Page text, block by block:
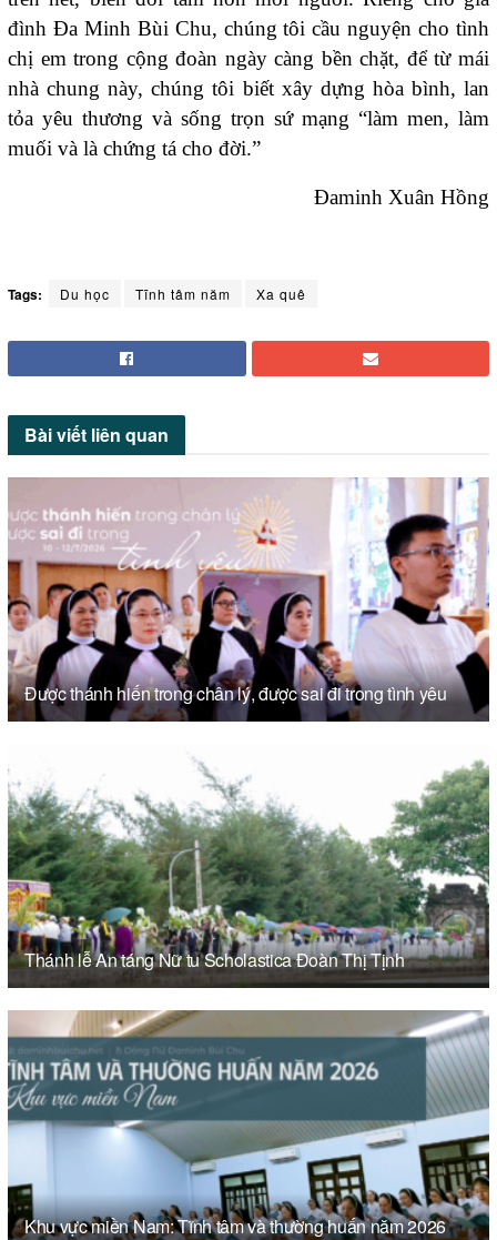
đình Đa Minh Bùi Chu, chúng tôi cầu nguyện cho tình
chị em trong cộng đoàn ngày càng bền chặt, để từ mái
nhà chung này, chúng tôi biết xây dựng hòa bình, lan
tỏa yêu thương và sống trọn sứ mạng “làm men, làm
muối và là chứng tá cho đời.”
Đaminh Xuân Hồng
Tags: Du học Tĩnh tâm năm Xa quê
Bài viết liên quan
Được thánh hiến trong chân lý, được sai đi trong tình yêu
Thánh lễ An táng Nữ tu Scholastica Đoàn Thị Tịnh
Khu vực miền Nam: Tĩnh tâm và thường huấn năm 2026